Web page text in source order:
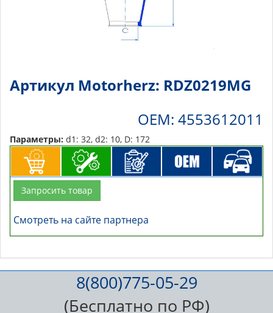
Артикул Motorherz: RDZ0219MG
OEM: 4553612011
Параметры: d1: 32, d2: 10, D: 172
Запросить товар
Смотреть на сайте партнера
8(800)775-05-29
(Бесплатно по РФ)